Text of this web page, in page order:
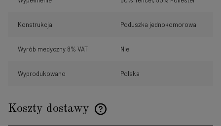
Konstrukcja Poduszka jednokomorowa
Wyrób medyczny 8% VAT Nie
Wyprodukowano Polska
Koszty dostawy
Cena nie zawiera ewentualnych kosztów płatności